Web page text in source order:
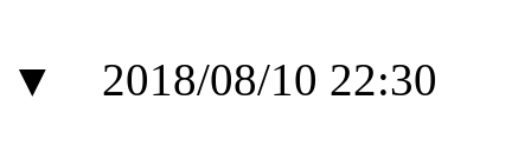
▼ 2018/08/10 22:30